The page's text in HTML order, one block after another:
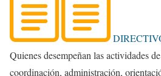
Quienes desempeñan las actividades
coordinación, administración,